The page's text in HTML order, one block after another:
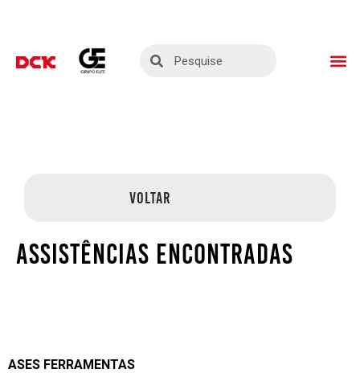
VOLTAR
ASSISTÊNCIAS ENCONTRADAS
ASES FERRAMENTAS